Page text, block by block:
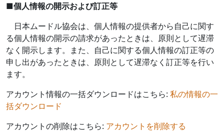
■個人情報の開示および訂正等
日本ムードル協会は、個人情報の提供者から自己に関す
る個人情報の開示の請求があったときは、原則として遅滞
なく開示します。また、自己に関する個人情報の訂正等の
申し出があったときは、原則として遅滞なく訂正等を行い
ます。
アカウント情報の一括ダウンロードはこちら: 私の情報の一
括ダウンロード
アカウントの削除はこちら: アカウントを削除する